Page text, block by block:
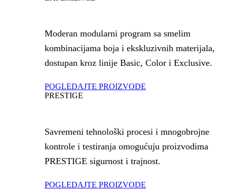
Moderan modularni program sa smelim
kombinacijama boja i ekskluzivnih materijala,
dostupan kroz linije Basic, Color i Exclusive.
POGLEDAJTE PROIZVODE
PRESTIGE
Savremeni tehnološki procesi i mnogobrojne
kontrole i testiranja omogućuju proizvodima
PRESTIGE sigurnost i trajnost.
POGLEDAJTE PROIZVODE